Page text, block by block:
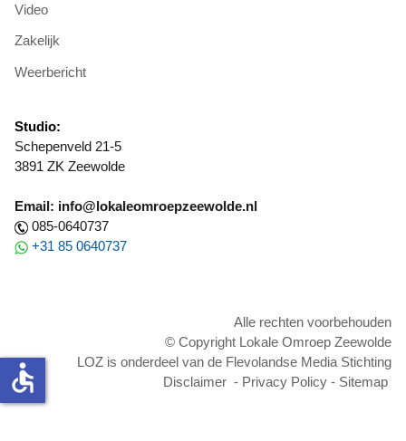
Video
Zakelijk
Weerbericht
Studio:
Schepenveld 21-5
3891 ZK Zeewolde
Email: info@lokaleomroepzeewolde.nl
085-0640737
+31 85 0640737
Alle rechten voorbehouden
© Copyright Lokale Omroep Zeewolde
LOZ is onderdeel van de Flevolandse Media Stichting
Disclaimer - Privacy Policy - Sitemap
accessible